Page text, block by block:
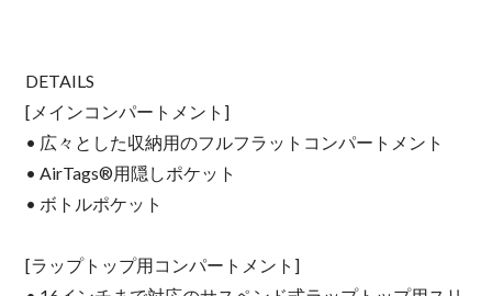
DETAILS
[メインコンパートメント]
• 広々とした収納用のフルフラットコンパートメント
• AirTags®用隠しポケット
• ボトルポケット
[ラップトップ用コンパートメント]